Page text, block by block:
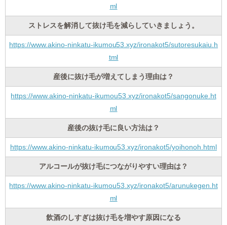
ml
ストレスを解消して抜け毛を減らしていきましょう。
https://www.akino-ninkatu-ikumou53.xyz/ironakot5/sutoresukaiu.h
tml
産後に抜け毛が増えてしまう理由は？
https://www.akino-ninkatu-ikumou53.xyz/ironakot5/sangonuke.ht
ml
産後の抜け毛に良い方法は？
https://www.akino-ninkatu-ikumou53.xyz/ironakot5/yoihonoh.html
アルコールが抜け毛につながりやすい理由は？
https://www.akino-ninkatu-ikumou53.xyz/ironakot5/arunukegen.ht
ml
飲酒のしすぎは抜け毛を増やす原因になる